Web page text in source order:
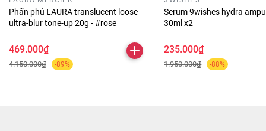
Phấn phủ LAURA translucent loose
ultra-blur tone-up 20g - #rose
469.000₫
4.150.000₫ -89%
Serum 9wishes hydra
30ml x2
235.000₫
1.950.000₫ -88%